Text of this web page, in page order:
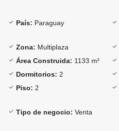
País: Paraguay
Zona: Multiplaza
Área Construida: 1133 m²
Dormitorios: 2
Piso: 2
Tipo de negocio: Venta